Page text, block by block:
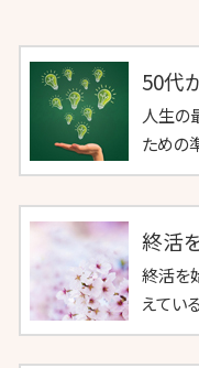
50代
人生の
ための
終活
終活を
えてい